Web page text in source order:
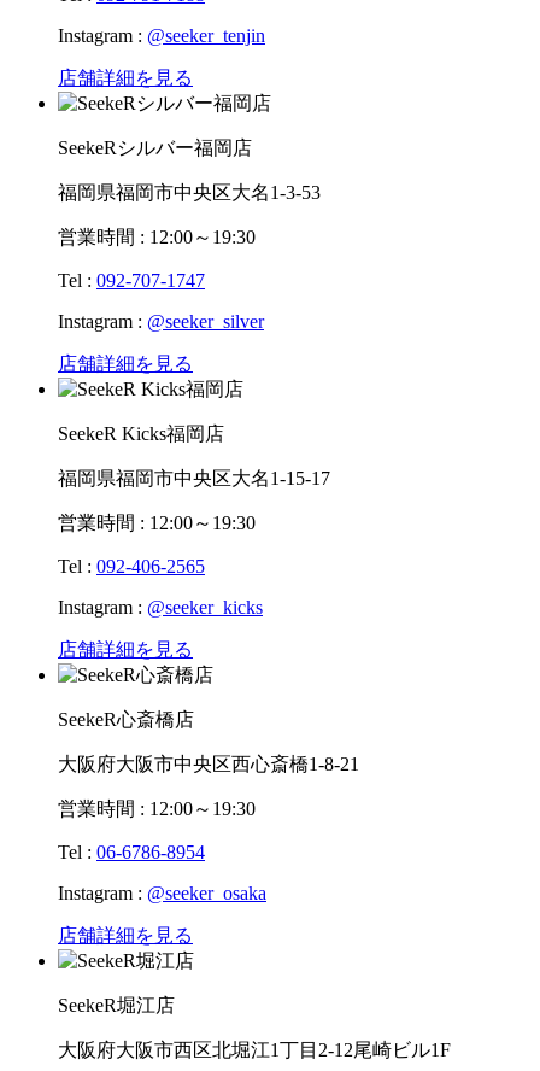
Instagram : @seeker_tenjin
店舗詳細を見る
SeekeRシルバー福岡店
福岡県福岡市中央区大名1-3-53
営業時間 : 12:00～19:30
Tel : 092-707-1747
Instagram : @seeker_silver
店舗詳細を見る
SeekeR Kicks福岡店
福岡県福岡市中央区大名1-15-17
営業時間 : 12:00～19:30
Tel : 092-406-2565
Instagram : @seeker_kicks
店舗詳細を見る
SeekeR心斎橋店
大阪府大阪市中央区西心斎橋1-8-21
営業時間 : 12:00～19:30
Tel : 06-6786-8954
Instagram : @seeker_osaka
店舗詳細を見る
SeekeR堀江店
大阪府大阪市西区北堀江1丁目2-12尾崎ビル1F